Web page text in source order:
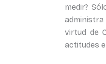
medir?
virtud de
actitudes